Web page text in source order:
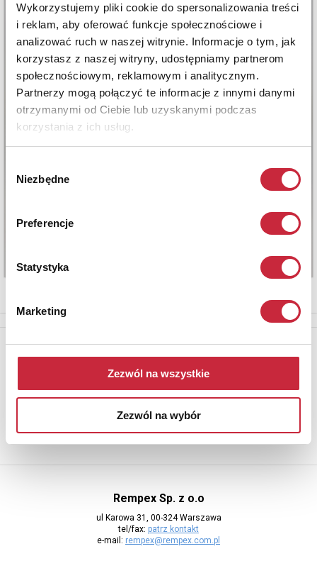
Wykorzystujemy pliki cookie do spersonalizowania treści
i reklam, aby oferować funkcje społecznościowe i
analizować ruch w naszej witrynie. Informacje o tym, jak
korzystasz z naszej witryny, udostępniamy partnerom
społecznościowym, reklamowym i analitycznym.
Partnerzy mogą połączyć te informacje z innymi danymi
otrzymanymi od Ciebie lub uzyskanymi podczas
korzystania z ich usług.
zgody
Niezbędne
Preferencje
Statystyka
Marketing
Zezwól na wszystkie
Zezwól na wybór
Newsletter
Aby otrzymywać informacje o nowych aukcjach, prosimy podać
Rempex Sp. z o.o
ul Karowa 31, 00-324 Warszawa
tel/fax: patrz kontakt
e-mail: rempex@rempex.com.pl